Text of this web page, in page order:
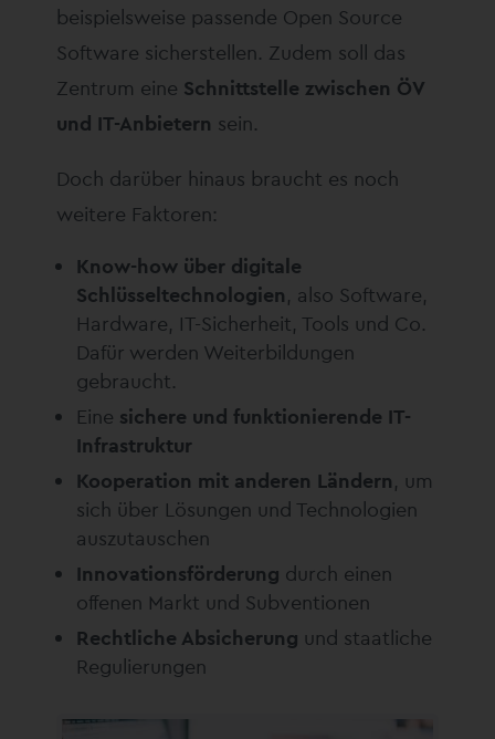
beispielsweise passende Open Source
Software sicherstellen. Zudem soll das
Zentrum eine Schnittstelle zwischen ÖV
und IT-Anbietern sein.
Doch darüber hinaus braucht es noch
weitere Faktoren:
Know-how über digitale
Schlüsseltechnologien, also Software,
Hardware, IT-Sicherheit, Tools und Co.
Dafür werden Weiterbildungen
gebraucht.
Eine sichere und funktionierende IT-
Infrastruktur
Kooperation mit anderen Ländern, um
sich über Lösungen und Technologien
auszutauschen
Innovationsförderung durch einen
offenen Markt und Subventionen
Rechtliche Absicherung und staatliche
Regulierungen